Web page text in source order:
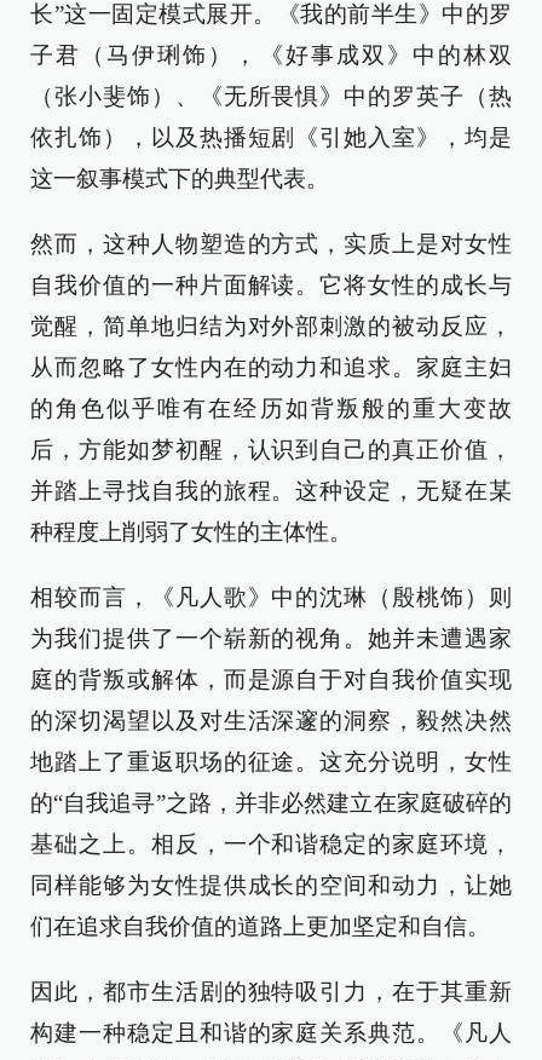
长”这一固定模式展开。《我的前半生》中的罗
子君（马伊琍饰），《好事成双》中的林双
（张小斐饰）、《无所畏惧》中的罗英子（热
依扎饰），以及热播短剧《引她入室》，均是
这一叙事模式下的典型代表。
然而，这种人物塑造的方式，实质上是对女性
自我价值的一种片面解读。它将女性的成长与
觉醒，简单地归结为对外部刺激的被动反应，
从而忽略了女性内在的动力和追求。家庭主妇
的角色似乎唯有在经历如背叛般的重大变故
后，方能如梦初醒，认识到自己的真正价值，
并踏上寻找自我的旅程。这种设定，无疑在某
种程度上削弱了女性的主体性。
相较而言，《凡人歌》中的沈琳（殷桃饰）则
为我们提供了一个崭新的视角。她并未遭遇家
庭的背叛或解体，而是源自于对自我价值实现
的深切渴望以及对生活深邃的洞察，毅然决然
地踏上了重返职场的征途。这充分说明，女性
的“自我追寻”之路，并非必然建立在家庭破碎的
基础之上。相反，一个和谐稳定的家庭环境，
同样能够为女性提供成长的空间和动力，让她
们在追求自我价值的道路上更加坚定和自信。
因此，都市生活剧的独特吸引力，在于其重新
构建一种稳定且和谐的家庭关系典范。《凡人